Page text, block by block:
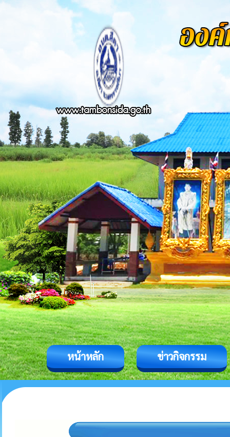
หน้าหลัก ข่าวกิจกรรม